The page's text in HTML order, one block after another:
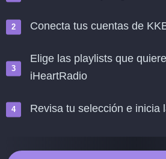
Conecta tus cuentas de
Elige las playlists que
iHeartRadio
Revisa tu selección e inicia